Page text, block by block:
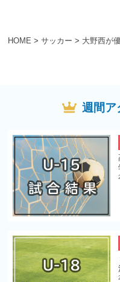
HOME > サッカー > 大野西が
週間ア